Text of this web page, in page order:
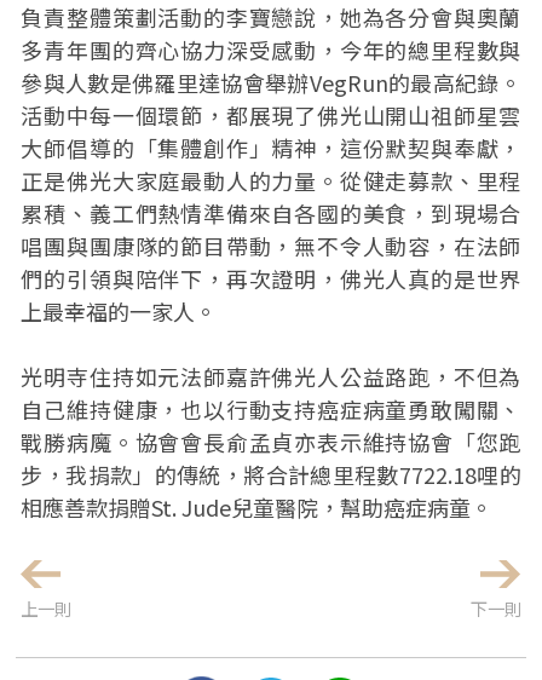
負責整體策劃活動的李寶戀說，她為各分會與奧蘭
多青年團的齊心協力深受感動，今年的總里程數與
參與人數是佛羅里達協會舉辦VegRun的最高紀錄。
活動中每一個環節，都展現了佛光山開山祖師星雲
大師倡導的「集體創作」精神，這份默契與奉獻，
正是佛光大家庭最動人的力量。從健走募款、里程
累積、義工們熱情準備來自各國的美食，到現場合
唱團與團康隊的節目帶動，無不令人動容，在法師
們的引領與陪伴下，再次證明，佛光人真的是世界
上最幸福的一家人。
光明寺住持如元法師嘉許佛光人公益路跑，不但為
自己維持健康，也以行動支持癌症病童勇敢闖關、
戰勝病魔。協會會長俞孟貞亦表示維持協會「您跑
步，我捐款」的傳統，將合計總里程數7722.18哩的
相應善款捐贈St. Jude兒童醫院，幫助癌症病童。
上一則 下一則